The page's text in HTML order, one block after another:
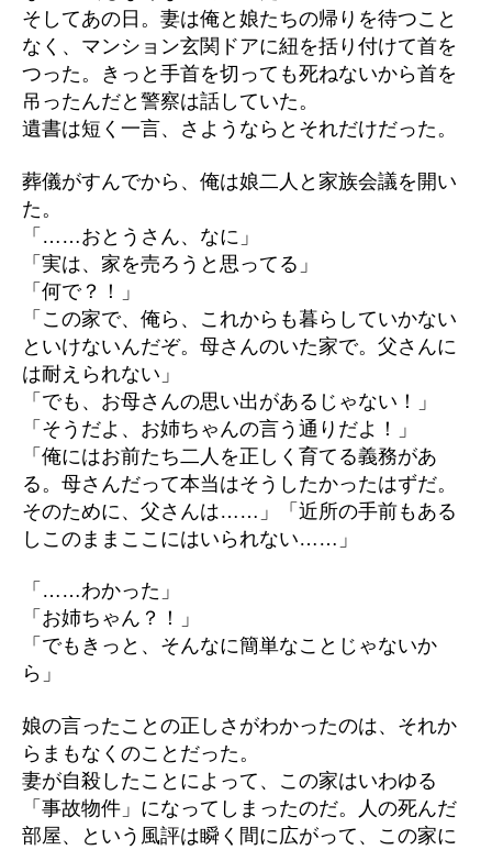
そしてあの日。妻は俺と娘たちの帰りを待つこと
なく、マンション玄関ドアに紐を括り付けて首を
つった。きっと手首を切っても死ねないから首を
吊ったんだと警察は話していた。
遺書は短く一言、さようならとそれだけだった。
葬儀がすんでから、俺は娘二人と家族会議を開い
た。
「……おとうさん、なに」
「実は、家を売ろうと思ってる」
「何で？！」
「この家で、俺ら、これからも暮らしていかない
といけないんだぞ。母さんのいた家で。父さんに
は耐えられない」
「でも、お母さんの思い出があるじゃない！」
「そうだよ、お姉ちゃんの言う通りだよ！」
「俺にはお前たち二人を正しく育てる義務があ
る。母さんだって本当はそうしたかったはずだ。
そのために、父さんは……」「近所の手前もある
しこのままここにはいられない……」
「……わかった」
「お姉ちゃん？！」
「でもきっと、そんなに簡単なことじゃないか
ら」
娘の言ったことの正しさがわかったのは、それか
らまもなくのことだった。
妻が自殺したことによって、この家はいわゆる
「事故物件」になってしまったのだ。人の死んだ
部屋、という風評は瞬く間に広がって、この家に